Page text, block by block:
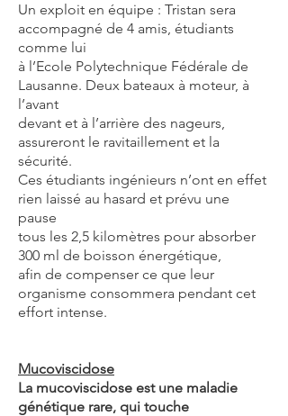
Un exploit en équipe : Tristan sera
accompagné de 4 amis, étudiants
comme lui
à l’Ecole Polytechnique Fédérale de
Lausanne. Deux bateaux à moteur, à
l’avant
devant et à l’arrière des nageurs,
assureront le ravitaillement et la
sécurité.
Ces étudiants ingénieurs n’ont en effet
rien laissé au hasard et prévu une
pause
tous les 2,5 kilomètres pour absorber
300 ml de boisson énergétique,
afin de compenser ce que leur
organisme consommera pendant cet
effort intense.
Mucoviscidose
La mucoviscidose est une maladie
génétique rare, qui touche